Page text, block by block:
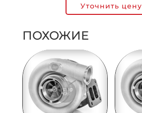
Уточнить цену
ПОХОЖИЕ